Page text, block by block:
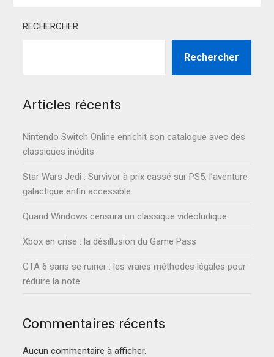
RECHERCHER
Rechercher
Articles récents
Nintendo Switch Online enrichit son catalogue avec des
classiques inédits
Star Wars Jedi : Survivor à prix cassé sur PS5, l’aventure
galactique enfin accessible
Quand Windows censura un classique vidéoludique
Xbox en crise : la désillusion du Game Pass
GTA 6 sans se ruiner : les vraies méthodes légales pour
réduire la note
Commentaires récents
Aucun commentaire à afficher.